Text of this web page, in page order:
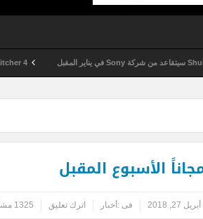
The Witcher 4 تدخل مرحلة الإنتاج الكامل
أبريل 27, 2018 فى : أخبار اترك تعليق 1325 مشاهدة